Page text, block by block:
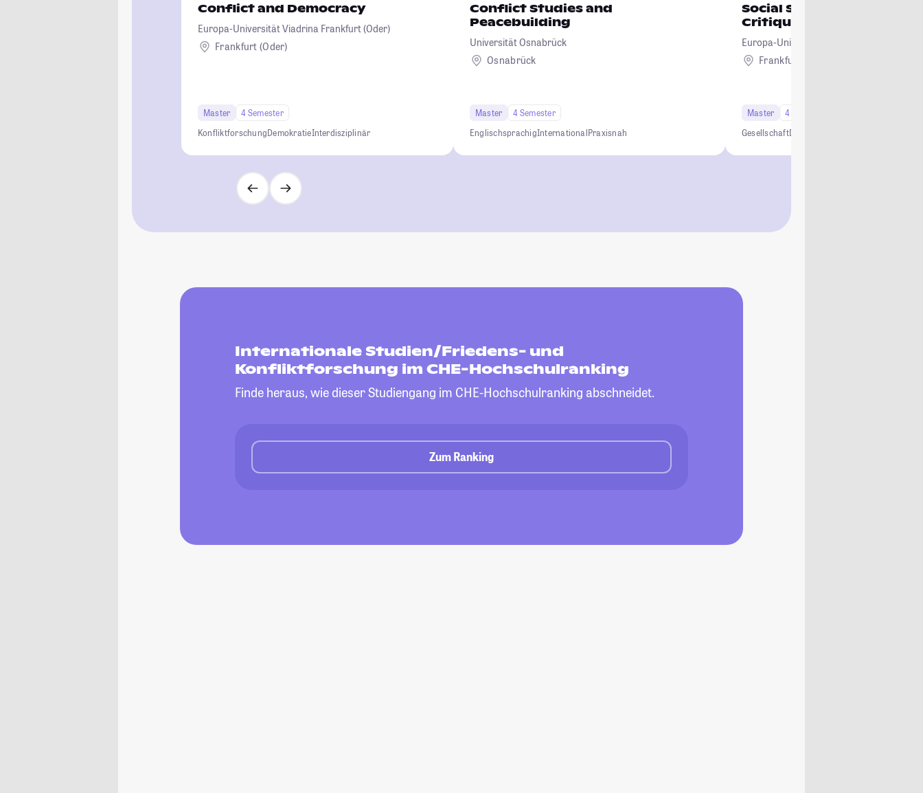
Conflict and Democracy
Europa-Universität Viadrina Frankfurt (Oder)
Frankfurt (Oder)
Master
4 Semester
KonfliktforschungDemokratieInterdisziplinär
Conflict Studies and
Peacebuilding
Universität Osnabrück
Osnabrück
Master
4 Semester
EnglischsprachigInternationalPraxisnah
Social Studies: Crises,
Critique
Europa-Universität Viadrina Frankfurt
Frankfurt (Oder)
Master
4 Semester
GesellschaftDemokratie
Internationale Studien/Friedens- und
Konfliktforschung im CHE-Hochschulranking
Finde heraus, wie dieser Studiengang im CHE-Hochschulranking abschneidet.
Zum Ranking